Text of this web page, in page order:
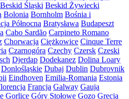
Beskid Śląski Beskid Żywiecki
Bolonia Bornholm Bośnia i
Północna Bratysława Budapeszt
Cabo Sardão Carpineto Romano
Chorwacja Ciężkowice Cinque Terre
Czarnogóra Czechy Czersk Czeski
Djerdap Dodekanez Dolina Loary
Donlośląskie Dubaj Dublin Dubrovnik
Eindhoven Emilia-Romania Estonia
Francja Galway Gauja
Gorlice Góry Stołowe Gozo Grecja